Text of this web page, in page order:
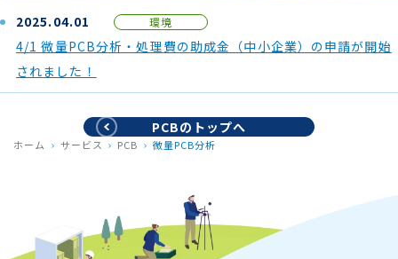
2025.04.01 環境
4/1 微量PCB分析・処理費の助成金（中小企業）の申請が開始
されました！
PCBのトップへ
ホーム サービス PCB 微量PCB分析